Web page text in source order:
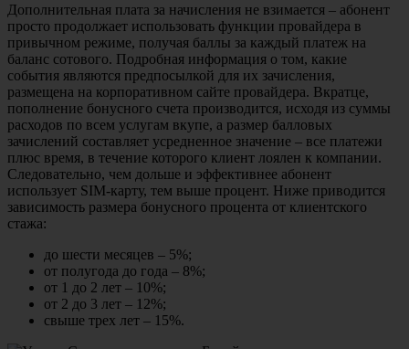
Дополнительная плата за начисления не взимается – абонент
просто продолжает использовать функции провайдера в
привычном режиме, получая баллы за каждый платеж на
баланс сотового. Подробная информация о том, какие
события являются предпосылкой для их зачисления,
размещена на корпоративном сайте провайдера. Вкратце,
пополнение бонусного счета производится, исходя из суммы
расходов по всем услугам вкупе, а размер балловых
зачислений составляет усредненное значение – все платежи
плюс время, в течение которого клиент лоялен к компании.
Следовательно, чем дольше и эффективнее абонент
использует SIM-карту, тем выше процент. Ниже приводится
зависимость размера бонусного процента от клиентского
стажа:
до шести месяцев – 5%;
от полугода до года – 8%;
от 1 до 2 лет – 10%;
от 2 до 3 лет – 12%;
свыше трех лет – 15%.